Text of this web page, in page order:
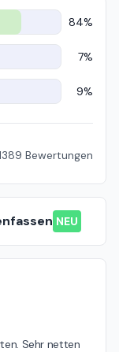
84%
7%
9%
Bewertungen
NEU
Sehr netten